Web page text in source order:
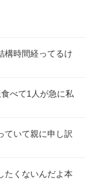
構時間経ってるけ
べて1人が急に私
ていて親に申し訳
たくないんだよ本